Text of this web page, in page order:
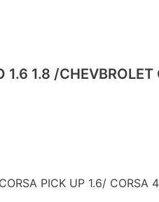
1.6 1.8 /
PICK UP 1.6/ CORSA